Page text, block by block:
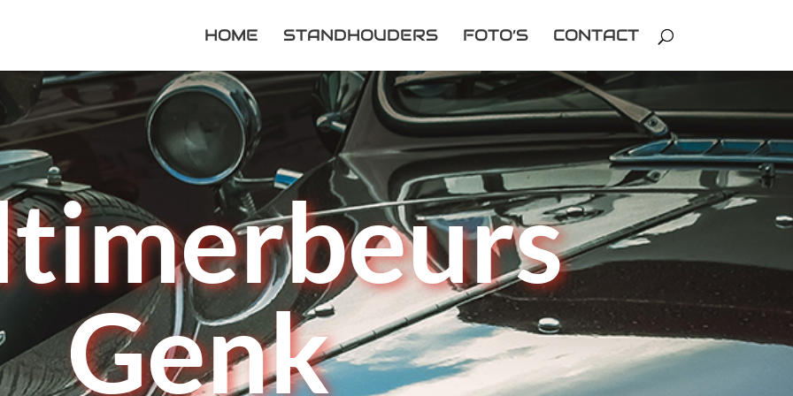
HOME STANDHOUDERS FOTO’S CONTACT
Genk